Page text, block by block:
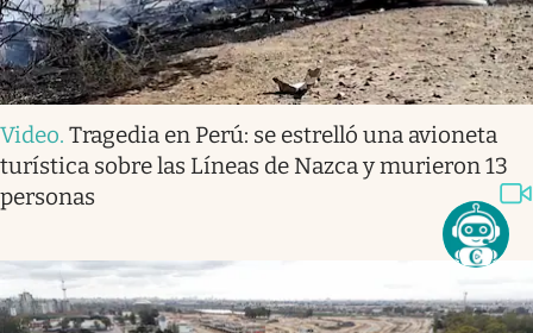
Video. Tragedia en Perú: se estrelló una avioneta
turística sobre las Líneas de Nazca y murieron 13
personas